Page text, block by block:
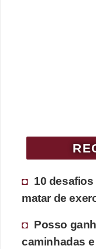
10
matar de
Posso
caminhadas